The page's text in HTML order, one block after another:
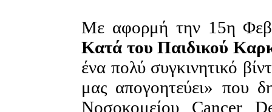
Με αφορμή την 15η
Κατά του Παιδικού
ένα πολύ συγκινητικό
μας απογοητεύει» που
Νοσοκομείου Cancer